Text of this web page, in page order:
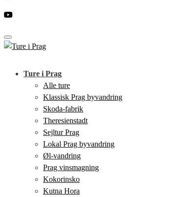
Toggle navigation
Ture i Prag
Alle ture
Klassisk Prag byvandring
Skoda-fabrik
Theresienstadt
Sejltur Prag
Lokal Prag byvandring
Øl-vandring
Prag vinsmagning
Kokorinsko
Kutna Hora